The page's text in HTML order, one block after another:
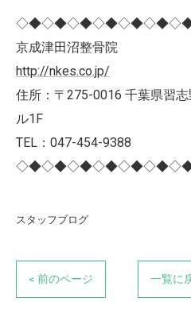
京成津田沼整骨院
http://nkes.co.jp/
住所：〒275-0016 千葉県習
ル1F
TEL：047-454-9388
スタッフブログ
< 前のページ 一覧に